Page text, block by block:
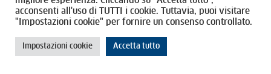
Cookie Policy
Privacy Policy
acconsenti all'uso di TUTTI i cookie. Tuttavia, puoi visitare
"Impostazioni cookie" per fornire un consenso controllato.
Impostazioni cookie Accetta tutto